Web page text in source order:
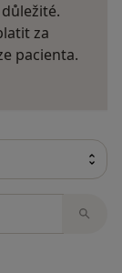
za
pacienta.